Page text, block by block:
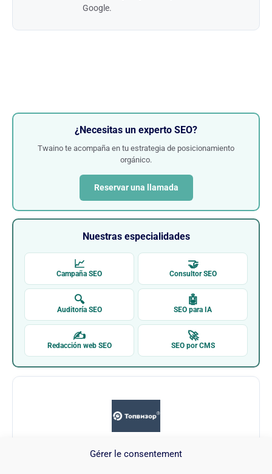
Gérer le consentement
Google.
¿Necesitas un experto SEO?
Twaino te acompaña en tu estrategia de posicionamiento
orgánico.
Reservar una llamada
Nuestras especialidades
📈
Campaña SEO
🤝
Consultor SEO
🔍
Auditoría SEO
🤖
SEO para IA
✍
Redacción web SEO
🚀
SEO por CMS